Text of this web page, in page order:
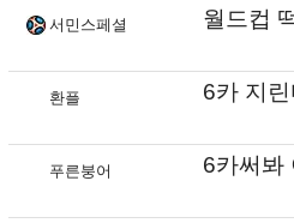
서민스페셜 월드컵
환플 6카 지
푸른붕어 6카써봐